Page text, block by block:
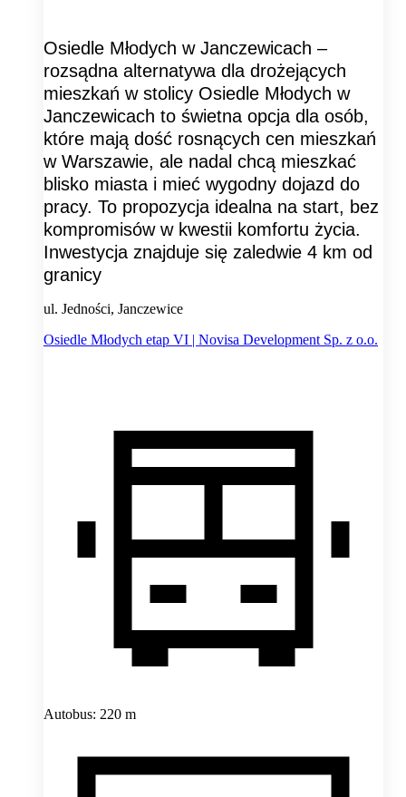
Osiedle Młodych w Janczewicach –
rozsądna alternatywa dla drożejących
mieszkań w stolicy Osiedle Młodych w
Janczewicach to świetna opcja dla osób,
które mają dość rosnących cen mieszkań
w Warszawie, ale nadal chcą mieszkać
blisko miasta i mieć wygodny dojazd do
pracy. To propozycja idealna na start, bez
kompromisów w kwestii komfortu życia.
Inwestycja znajduje się zaledwie 4 km od
granicy
ul. Jedności, Janczewice
Osiedle Młodych etap VI | Novisa Development Sp. z o.o.
Autobus: 220 m